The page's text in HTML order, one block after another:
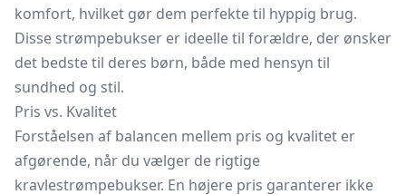
komfort, hvilket gør dem perfekte til hyppig brug.
Disse strømpebukser er ideelle til forældre, der ønsker
det bedste til deres børn, både med hensyn til
sundhed og stil.
Pris vs. Kvalitet
Forståelsen af balancen mellem pris og kvalitet er
afgørende, når du vælger de rigtige
kravlestrømpebukser. En højere pris garanterer ikke